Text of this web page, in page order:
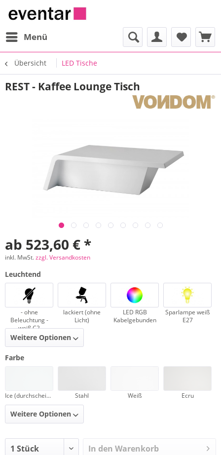
Menü
Übersicht LED Tische
REST - Kaffee Lounge Tisch
ab 523,60 € *
inkl. MwSt.zzgl. Versandkosten
Leuchtend
- ohne
Beleuchtung -
weiß C2
lackiert (ohne
Licht)
LED RGB
Kabelgebunden
Sparlampe weiß
E27
Weitere Optionen
Farbe
Ice (durchscheinend) Stahl Weiß Ecru
Weitere Optionen
In den Warenkorb